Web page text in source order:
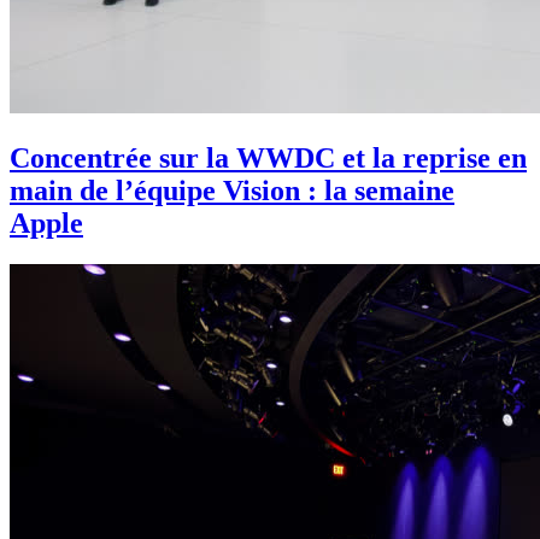
Concentrée sur la WWDC et la reprise en
main de l’équipe Vision : la semaine
Apple